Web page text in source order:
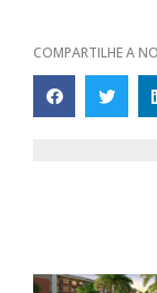
COMPARTILHE A